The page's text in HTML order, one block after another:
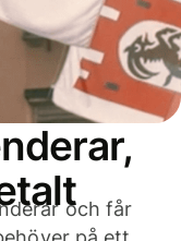
och får